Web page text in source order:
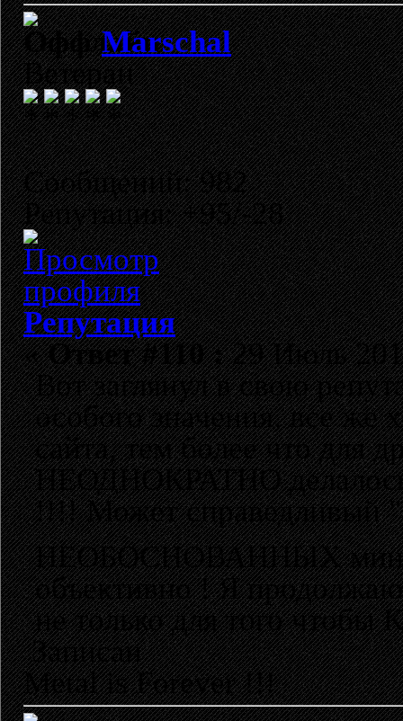
Marschal
Ветеран
Сообщений: 982
Репутация: +95/-28
Репутация
«Ответ #110 :29 Июль
Вот заглянул в свою
особого значения, все же
сайта, тем более что для
НЕОДНОКРАТНО
!!!! Может справедливый
НЕОБОСНОВАННЫХ
объективно ! Я
не только для того
Записан
Metal is Forever !!!